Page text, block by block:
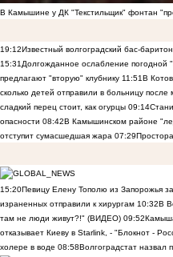
В Камышине у ДК "Текстильщик" фонтан
19:12Известный волгоградский бас-
15:31Долгожданное ослабление погодной
предлагают "вторую" клубнику 11:51В
сколько детей отправили в больницу
сладкий перец стоит, как огурцы 09:14
опасности 08:42В Камышинском районе
отступит сумасшедшая жара 07:29
15:20Певицу Елену Тополю из Запорожья
израненных отправили к хирургам 10:32В
там не люди живут?!" (ВИДЕО) 09:52
отказывает Киеву в Starlink, - "Блокнот -
холере в воде 08:58Волгоградстат